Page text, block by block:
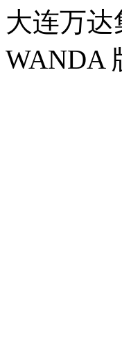
大连万达
WANDA